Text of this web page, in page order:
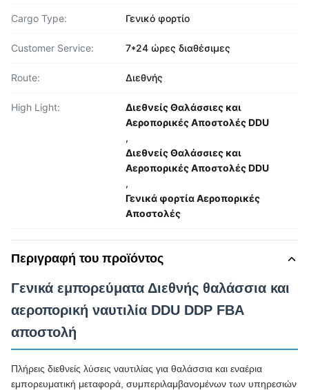
Cargo Type: Γενικό φορτίο
Customer Service: 7*24 ώρες διαθέσιμες
Route: Διεθνής
High Light:
Διεθνείς Θαλάσσιες και
Αεροπορικές Αποστολές DDU
,
Διεθνείς Θαλάσσιες και
Αεροπορικές Αποστολές DDU
,
Γενικά φορτία Αεροπορικές
Αποστολές
Περιγραφή του προϊόντος
Γενικά εμπορεύματα Διεθνής θαλάσσια και
αεροπορική ναυτιλία DDU DDP FBA
αποστολή
Πλήρεις διεθνείς λύσεις ναυτιλίας για θαλάσσια και εναέρια
εμπορευματική μεταφορά, συμπεριλαμβανομένων των υπηρεσιών